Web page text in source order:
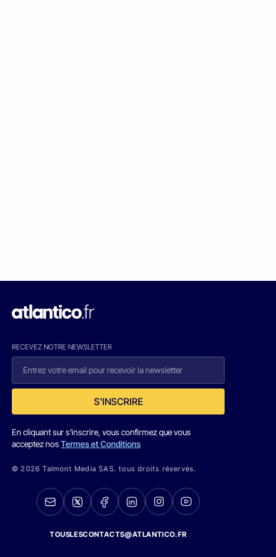
RECEVEZ NOTRE NEWSLETTER
S'INSCRIRE
En cliquant sur s'inscrire, vous confirmez que vous
acceptez nosTermes et Conditions
© 2026 Talmont Media SAS. tous droits réservés.
TOUSLESCONTACTS@ATLANTICO.FR